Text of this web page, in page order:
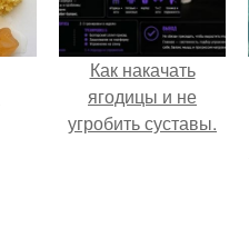
Как накачать
ягодицы и не
угробить суставы.